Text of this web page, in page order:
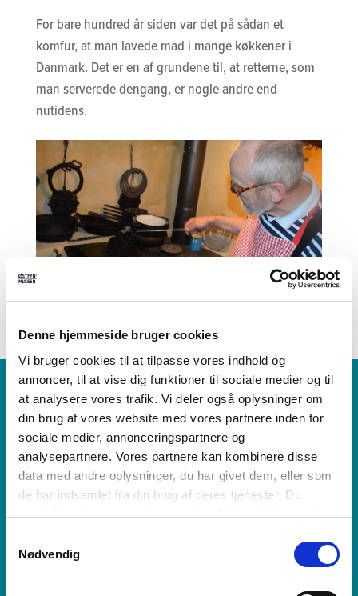
Denne hjemmeside bruger cookies
Vi bruger cookies til at tilpasse vores indhold og
annoncer, til at vise dig funktioner til sociale medier og til
at analysere vores trafik. Vi deler også oplysninger om
din brug af vores website med vores partnere inden for
sociale medier, annonceringspartnere og
analysepartnere. Vores partnere kan kombinere disse
data med andre oplysninger, du har givet dem, eller som
de har indsamlet fra din brug af deres tjenester. Du
samtykker til vores cookies, ved at klikke OK herunder.
Nødvendig
For bare hundred år siden var det på sådan et
komfur, at man lavede mad i mange køkkener i
Danmark. Det er en af grundene til, at retterne, som
man serverede dengang, er nogle andre end
nutidens.